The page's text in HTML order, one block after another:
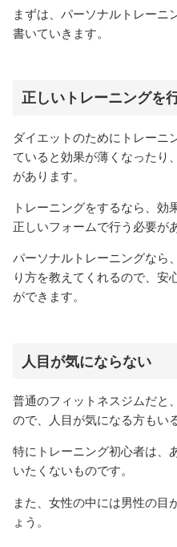
まずは、パーソナルトレーニ
書いていきます。
正しいトレーニングを
ダイエットのためにトレーニ
ていると効果が薄くなったり
があります。
トレーニングをするなら、
正しいフォームで行う必要が
パーソナルトレーニングなら
り方を教えてくれるので、安
ができます。
人目が気にならない
普通のフィットネスジムだと
ので、人目が気になる方もい
特にトレーニング初心者は、
いたくないものです。
また、女性の中には男性の目
ょう。